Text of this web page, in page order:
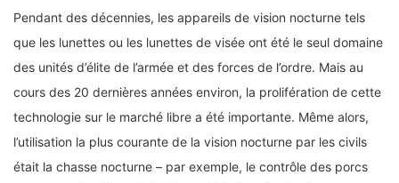
Pendant des décennies, les appareils de vision nocturne tels
que les lunettes ou les lunettes de visée ont été le seul domaine
des unités d’élite de l’armée et des forces de l’ordre. Mais au
cours des 20 dernières années environ, la prolifération de cette
technologie sur le marché libre a été importante. Même alors,
l’utilisation la plus courante de la vision nocturne par les civils
était la chasse nocturne – par exemple, le contrôle des porcs